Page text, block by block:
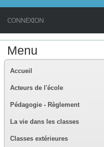
CONNEXION
Menu
Accueil
Acteurs de l'école
Pédagogie - Règlement
La vie dans les classes
Classes extérieures